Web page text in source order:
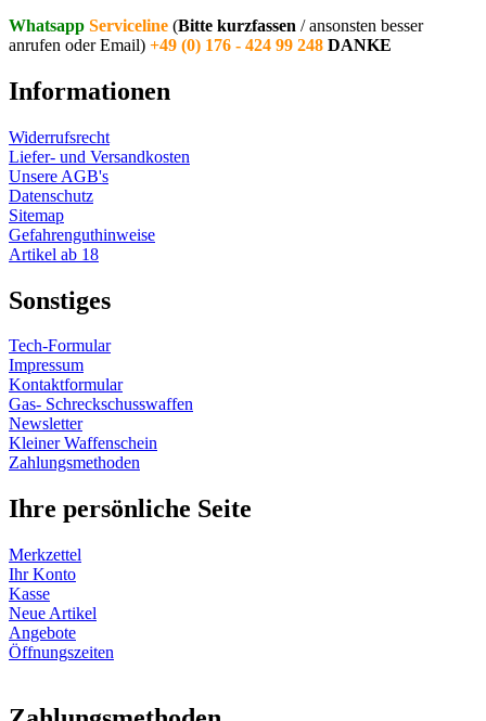
Whatsapp Serviceline (Bitte kurzfassen / ansonsten besser
anrufen oder Email) +49 (0) 176 - 424 99 248 DANKE
Informationen
Widerrufsrecht
Liefer- und Versandkosten
Unsere AGB's
Datenschutz
Sitemap
Gefahrenguthinweise
Artikel ab 18
Sonstiges
Tech-Formular
Impressum
Kontaktformular
Gas- Schreckschusswaffen
Newsletter
Kleiner Waffenschein
Zahlungsmethoden
Ihre persönliche Seite
Merkzettel
Ihr Konto
Kasse
Neue Artikel
Angebote
Öffnungszeiten